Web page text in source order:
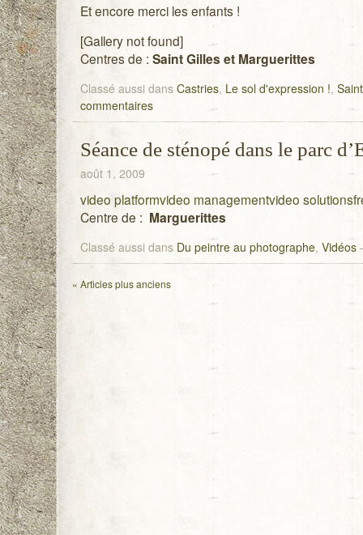
Et encore merci les enfants !
[Gallery not found]
Centres de : Saint Gilles et Marguerittes
Classé aussi dans Castries, Le sol d'expression !,
commentaires
Séance de sténopé dans le parc
août 1, 2009
video platformvideo managementvideo solutions
Centre de : Marguerittes
Classé aussi dans Du peintre au photographe, Vidéos
« Articles plus anciens